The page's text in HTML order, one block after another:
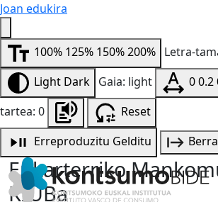
Joan edukira
100% 125% 150%200% Letra-
Light Dark Gaia: light 00.2
tartea: 0
Reset
Erreproduzitu Gelditu
Enkarterriko
KIUBa